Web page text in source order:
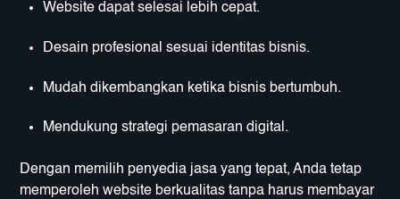
Website dapat selesai lebih cepat.
Desain profesional sesuai identitas bisnis.
Mudah dikembangkan ketika bisnis bertumbuh.
Mendukung strategi pemasaran digital.
Dengan memilih penyedia jasa yang tepat, Anda tetap
memperoleh website berkualitas tanpa harus membayar